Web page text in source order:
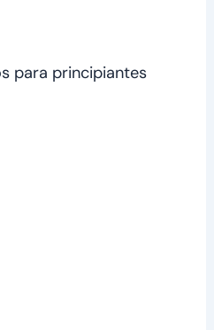
para principiantes